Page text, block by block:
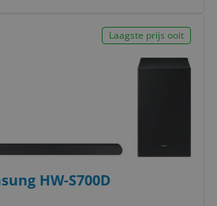
Laagste prijs ooit
HW-S700D